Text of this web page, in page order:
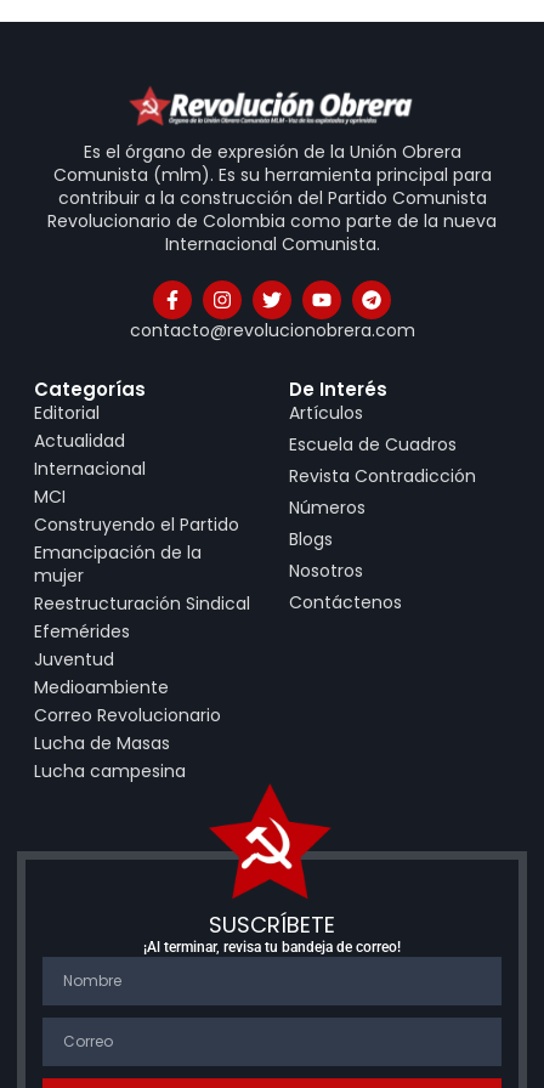
Es el órgano de expresión de la Unión Obrera
Comunista (mlm). Es su herramienta principal para
contribuir a la construcción del Partido Comunista
Revolucionario de Colombia como parte de la nueva
Internacional Comunista.
contacto@revolucionobrera.com
Categorías
Editorial
Actualidad
Internacional
MCI
Construyendo el Partido
Emancipación de la
mujer
Reestructuración Sindical
Efemérides
Juventud
Medioambiente
Correo Revolucionario
Lucha de Masas
Lucha campesina
De Interés
Artículos
Escuela de Cuadros
Revista Contradicción
Números
Blogs
Nosotros
Contáctenos
SUSCRÍBETE
¡Al terminar, revisa tu bandeja de correo!